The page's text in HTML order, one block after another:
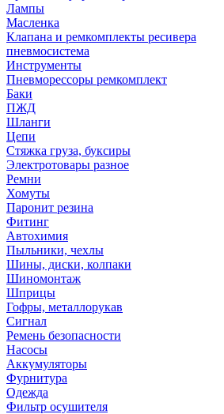
Лампы
Масленка
Клапана и ремкомплекты ресивера
пневмосистема
Инструменты
Пневморессоры ремкомплект
Баки
ПЖД
Шланги
Цепи
Стяжка груза, буксиры
Электротовары разное
Ремни
Хомуты
Паронит резина
Фитинг
Автохимия
Пыльники, чехлы
Шины, диски, колпаки
Шиномонтаж
Шприцы
Гофры, металлорукав
Сигнал
Ремень безопасности
Насосы
Аккумуляторы
Фурнитура
Одежда
Фильтр осушителя